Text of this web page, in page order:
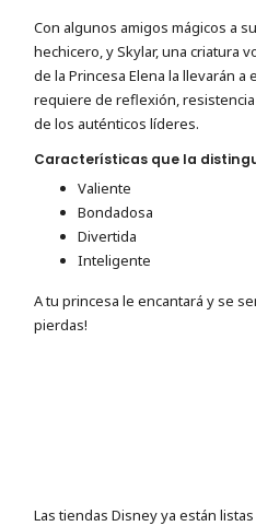
Con algunos amigos mágicos a
hechicero, y Skylar, una criatura
de la Princesa Elena la llevarán
requiere de reflexión,
de los auténticos líderes.
Características que la
Valiente
Bondadosa
Divertida
Inteligente
A tu princesa le encantará y se
pierdas!
Las tiendas Disney ya están